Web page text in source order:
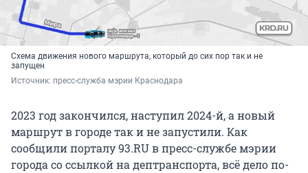
Схема движения нового маршрута, который до сих пор так и не
запущен
Источник: пресс-служба мэрии Краснодара
2023 год закончился, наступил 2024-й, а новый
маршрут в городе так и не запустили. Как
сообщили порталу 93.RU в пресс-службе мэрии
города со ссылкой на дептранспорта, всё дело по-